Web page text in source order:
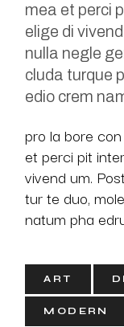
mea et perci
elige di
nulla negle
cluda turque
edio crem
pro la bore
et perci pit
vivend um.
tur te duo,
natum pha
ART
MODERN